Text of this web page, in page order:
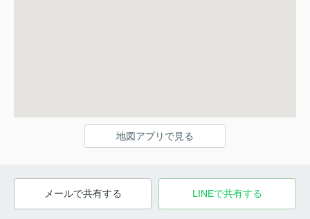
地図アプリで見る
メールで共有する LINEで共有する